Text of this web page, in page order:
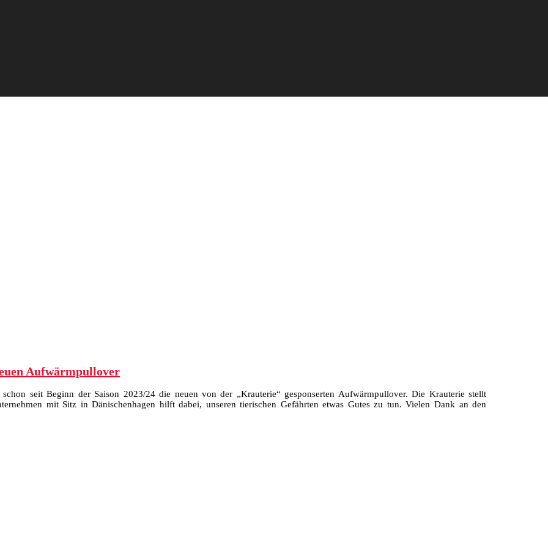
Aufwärmpullover
seit Beginn der Saison 2023/24 die neuen von der „Krauterie“ gesponserten Aufwärmpullover. Die Krauterie stellt
mit Sitz in Dänischenhagen hilft dabei, unseren tierischen Gefährten etwas Gutes zu tun. Vielen Dank an den